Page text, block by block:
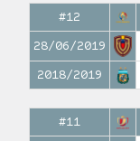
#12
28/06/2019
2018/2019
#11